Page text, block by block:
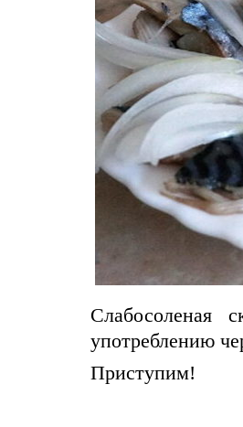
Слабосоленая
употреблению
Приступим!